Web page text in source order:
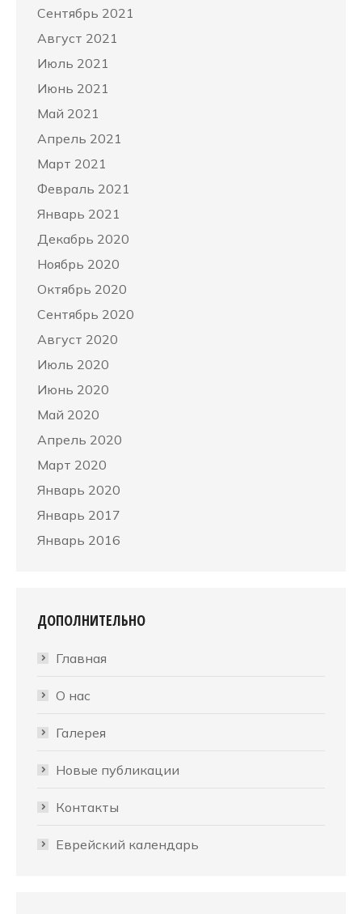
Сентябрь 2021
Август 2021
Июль 2021
Июнь 2021
Май 2021
Апрель 2021
Март 2021
Февраль 2021
Январь 2021
Декабрь 2020
Ноябрь 2020
Октябрь 2020
Сентябрь 2020
Август 2020
Июль 2020
Июнь 2020
Май 2020
Апрель 2020
Март 2020
Январь 2020
Январь 2017
Январь 2016
ДОПОЛНИТЕЛЬНО
Главная
О нас
Галерея
Новые публикации
Контакты
Еврейский календарь